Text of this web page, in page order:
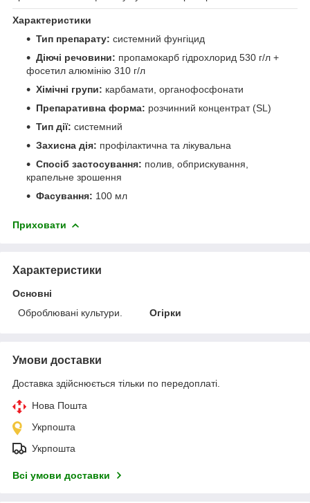
Характеристики
Тип препарату: системний фунгіцид
Діючі речовини: пропамокарб гідрохлорид 530 г/л +
фосетил алюмінію 310 г/л
Хімічні групи: карбамати, органофосфонати
Препаративна форма: розчинний концентрат (SL)
Тип дії: системний
Захисна дія: профілактична та лікувальна
Спосіб застосування: полив, обприскування,
крапельне зрошення
Фасування: 100 мл
Приховати
Характеристики
Основні
Оброблювані культури.
Огірки
Умови доставки
Доставка здійснюється тільки по передоплаті.
Нова Пошта
Укрпошта
Укрпошта
Всі умови доставки